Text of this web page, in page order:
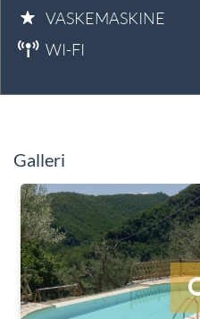
VASKEMASKINE
WI-FI
Galleri